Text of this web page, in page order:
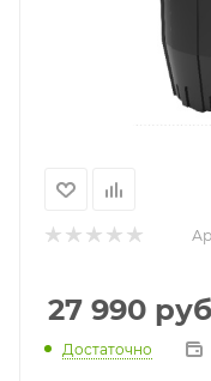
27 990
Достаточно